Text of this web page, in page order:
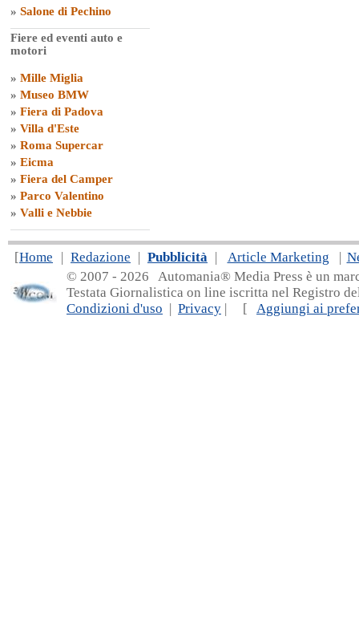
» Salone di Pechino
Fiere ed eventi auto e
motori
» Mille Miglia
» Museo BMW
» Fiera di Padova
» Villa d'Este
» Roma Supercar
» Eicma
» Fiera del Camper
» Parco Valentino
» Valli e Nebbie
[Home | Redazione | Pubblicità | Article Marketing |
© 2007 - 2026 Automania® Media Press è un
Testata Giornalistica on line iscritta nel Registro
Condizioni d'uso | Privacy | [ Aggiungi ai